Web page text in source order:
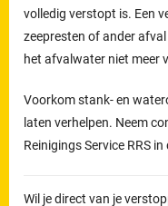
volledig verstopt is. Een
zeepresten of ander
het afvalwater niet meer
Voorkom stank- en
laten verhelpen. Neem
Reinigings Service RRS
Wil je direct van je